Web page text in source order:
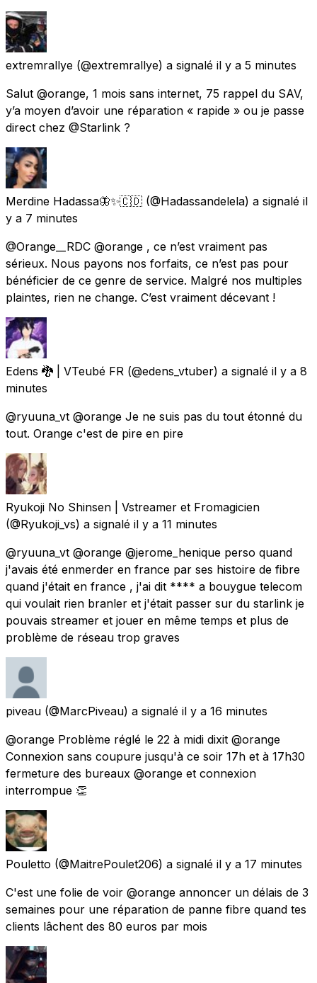
extremrallye (@extremrallye) a signalé il y a 5 minutes
Salut @orange, 1 mois sans internet, 75 rappel du SAV,
y’a moyen d’avoir une réparation « rapide » ou je passe
direct chez @Starlink ?
Merdine Hadassa🦋✨🇨🇩 (@Hadassandelela) a signalé il
y a 7 minutes
@Orange__RDC @orange , ce n’est vraiment pas
sérieux. Nous payons nos forfaits, ce n’est pas pour
bénéficier de ce genre de service. Malgré nos multiples
plaintes, rien ne change. C’est vraiment décevant !
Edens 🐉 | VTeubé FR (@edens_vtuber) a signalé il y a 8
minutes
@ryuuna_vt @orange Je ne suis pas du tout étonné du
tout. Orange c'est de pire en pire
Ryukoji No Shinsen | Vstreamer et Fromagicien
(@Ryukoji_vs) a signalé il y a 11 minutes
@ryuuna_vt @orange @jerome_henique perso quand
j'avais été enmerder en france par ses histoire de fibre
quand j'était en france , j'ai dit **** a bouygue telecom
qui voulait rien branler et j'était passer sur du starlink je
pouvais streamer et jouer en même temps et plus de
problème de réseau trop graves
piveau (@MarcPiveau) a signalé il y a 16 minutes
@orange Problème réglé le 22 à midi dixit @orange
Connexion sans coupure jusqu'à ce soir 17h et à 17h30
fermeture des bureaux @orange et connexion
interrompue 👏
Pouletto (@MaitrePoulet206) a signalé il y a 17 minutes
C'est une folie de voir @orange annoncer un délais de 3
semaines pour une réparation de panne fibre quand tes
clients lâchent des 80 euros par mois